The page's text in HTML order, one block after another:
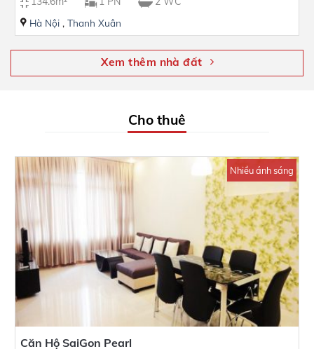
Hà Nội, Thanh Xuân
Xem thêm nhà đất
Cho thuê
Nhiều ánh sáng
Căn Hộ SaiGon Pearl